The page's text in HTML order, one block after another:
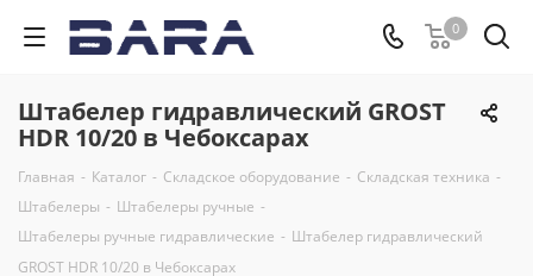
0
Штабелер гидравлический GROST
НDR 10/20 в Чебоксарах
Главная - Каталог - Складское оборудование - Складская техника -
Штабелеры - Штабелеры ручные -
Штабелеры ручные гидравлические - Штабелер гидравлический
GROST НDR 10/20 в Чебоксарах